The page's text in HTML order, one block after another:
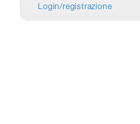
Login/registrazione